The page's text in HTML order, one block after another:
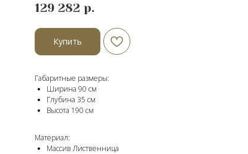
129 282 р.
Купить
Габаритные размеры:
Ширина 90 см
Глубина 35 см
Высота 190 cм
Материал:
Массив Лиственница